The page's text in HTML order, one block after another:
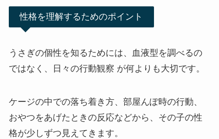
性格を理解するためのポイント
うさぎの個性を知るためには、血液型を調べるの
ではなく、日々の行動観察 が何よりも大切です。
ケージの中での落ち着き方、部屋んぽ時の行動、
おやつをあげたときの反応などから、その子の性
格が少しずつ見えてきます。